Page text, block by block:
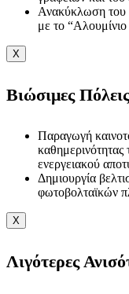
Ανακύκλωση του
με το
X
Βιώσιμες
Παραγωγή
ενεργειακού
Δημιουργία
φωτοβολταϊκών
X
Λιγότερες